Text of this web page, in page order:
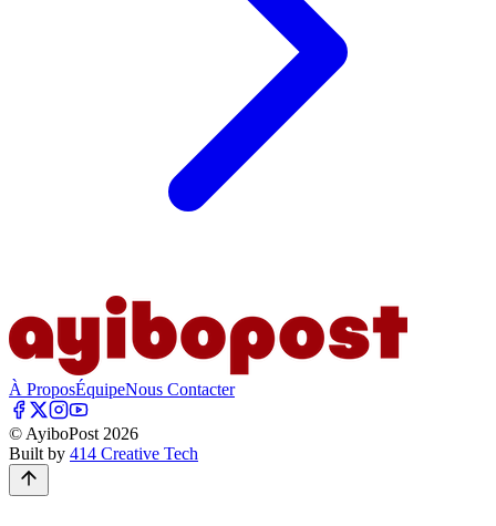
À ProposÉquipeNous Contacter
© AyiboPost 2026
Built by 414 Creative Tech